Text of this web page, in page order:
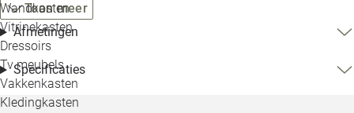
Wandkasten
Vitrinekasten
Dressoirs
Tv meubels
Vakkenkasten
Kledingkasten
Toon meer
Afmetingen
Specificaties